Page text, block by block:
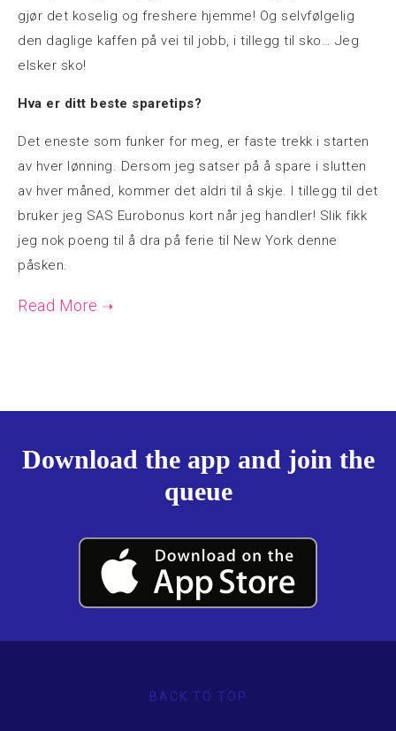
gjør det koselig og freshere hjemme! Og selvfølgelig
den daglige kaffen på vei til jobb, i tillegg til sko… Jeg
elsker sko!
Hva er ditt beste sparetips?
Det eneste som funker for meg, er faste trekk i starten
av hver lønning. Dersom jeg satser på å spare i slutten
av hver måned, kommer det aldri til å skje. I tillegg til det
bruker jeg SAS Eurobonus kort når jeg handler! Slik fikk
jeg nok poeng til å dra på ferie til New York denne
påsken.
Download the app and join the
queue
BACK TO TOP